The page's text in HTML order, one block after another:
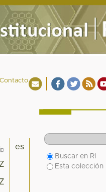
es
Buscar en RI
Esta colección